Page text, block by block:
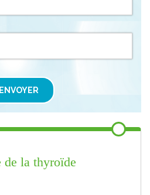
ENVOYER
de la thyroïde